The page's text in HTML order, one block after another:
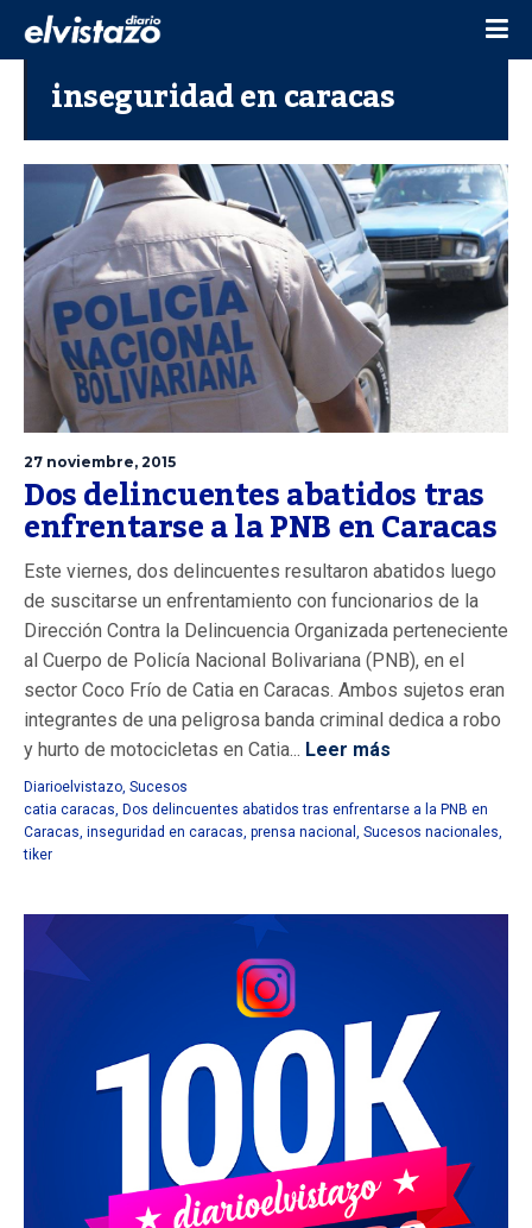
inseguridad en caracas
27 noviembre, 2015
Dos delincuentes abatidos tras
enfrentarse a la PNB en Caracas
Este viernes, dos delincuentes resultaron abatidos luego
de suscitarse un enfrentamiento con funcionarios de la
Dirección Contra la Delincuencia Organizada perteneciente
al Cuerpo de Policía Nacional Bolivariana (PNB), en el
sector Coco Frío de Catia en Caracas. Ambos sujetos eran
integrantes de una peligrosa banda criminal dedica a robo
y hurto de motocicletas en Catia... Leer más
Diarioelvistazo Sucesos
catia caracas Dos delincuentes abatidos tras enfrentarse a la PNB en
Caracas inseguridad en caracas prensa nacional Sucesos nacionales
tiker